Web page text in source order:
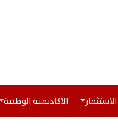
الاكاديمية الوطنية